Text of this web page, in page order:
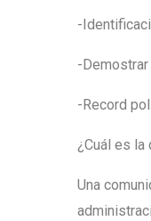
-
-
-Record
¿Cuál es la
Una